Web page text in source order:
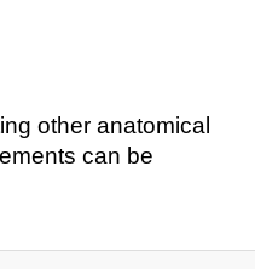
other anatomical
can be